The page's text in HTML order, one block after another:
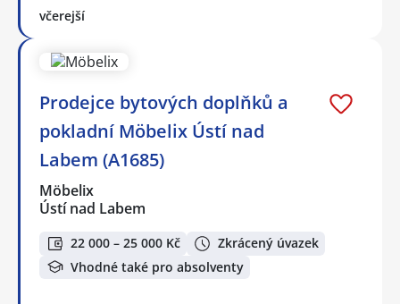
včerejší
Prodejce bytových doplňků a
pokladní Möbelix Ústí nad
Labem (A1685)
Möbelix
Ústí nad Labem
22 000 – 25 000 Kč
Zkrácený úvazek
Vhodné také pro absolventy